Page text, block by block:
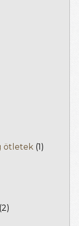
ötletek (1)
(2)